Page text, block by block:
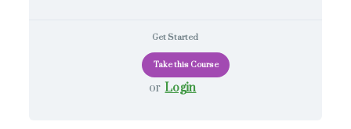
Get Started
or Login